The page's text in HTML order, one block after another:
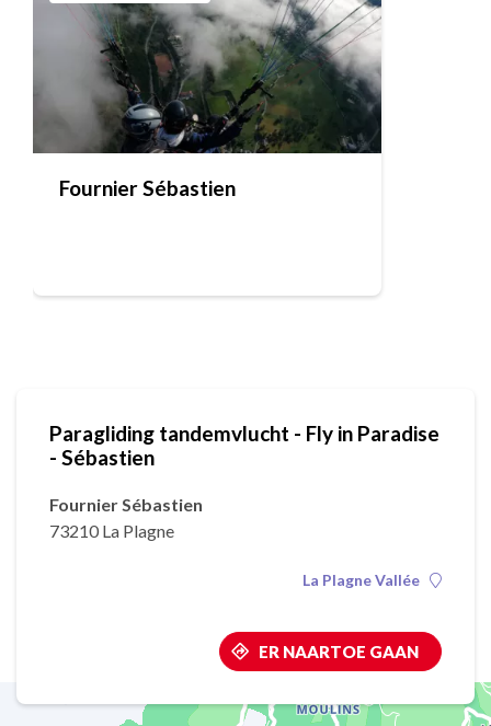
Fournier Sébastien
Paragliding tandemvlucht - Fly in Paradise
- Sébastien
Fournier Sébastien
73210 La Plagne
La Plagne Vallée
ER NAARTOE GAAN